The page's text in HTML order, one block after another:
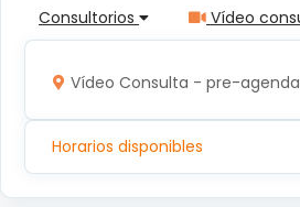
Consultorios Vídeo
Vídeo Consulta - pre-
Horarios disponibles